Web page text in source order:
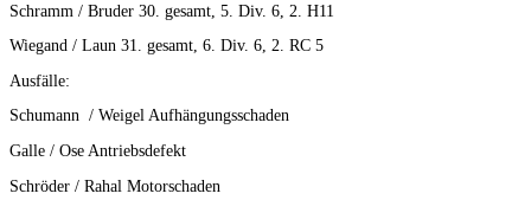
Schramm / Bruder 30. gesamt, 5. Div. 6, 2. H11
Wiegand / Laun 31. gesamt, 6. Div. 6, 2. RC 5
Ausfälle:
Schumann / Weigel Aufhängungsschaden
Galle / Ose Antriebsdefekt
Schröder / Rahal Motorschaden